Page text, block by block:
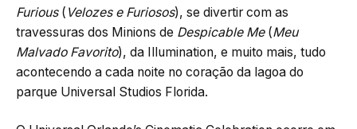
Furious( Velozes e Furiosos), se divertir com as
travessuras dos Minions de Despicable Me(Meu
Malvado Favorito), da Illumination, e muito mais, tudo
acontecendo a cada noite no coração da lagoa do
parque Universal Studios Florida.